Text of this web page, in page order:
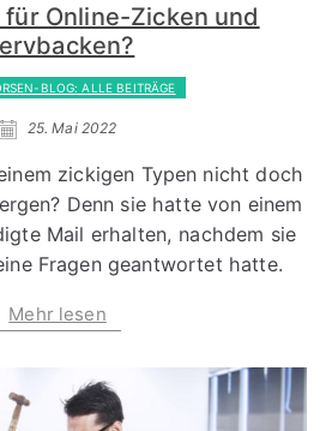
für Online-Zicken und
BLOG: ALLE BEITRÄGE
25. Mai 2022
zickigen Typen nicht doch
Denn sie hatte von einem
Mail erhalten, nachdem sie
Fragen geantwortet hatte.
Mehr lesen